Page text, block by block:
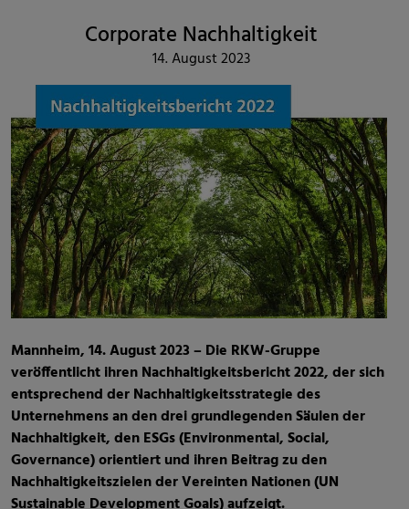
Corporate Nachhaltigkeit
14. August 2023
Mannheim, 14. August 2023 – Die RKW-Gruppe
veröffentlicht ihren Nachhaltigkeitsbericht 2022, der sich
entsprechend der Nachhaltigkeitsstrategie des
Unternehmens an den drei grundlegenden Säulen der
Nachhaltigkeit, den ESGs (Environmental, Social,
Governance) orientiert und ihren Beitrag zu den
Nachhaltigkeitszielen der Vereinten Nationen (UN